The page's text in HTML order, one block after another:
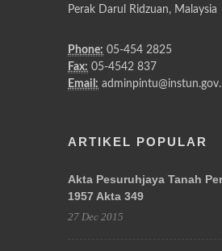
Perak Darul Ridzuan, Malaysia
Phone: 05-454 2825
Fax: 05-4542 837
Email:
ARTIKEL POPULAR
Akta Pesuruhjaya Tanah
1957 Akta 349
27 Dec 2015